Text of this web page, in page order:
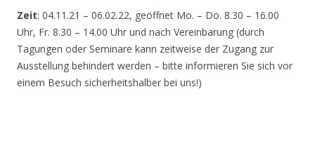
Zeit: 04.11.21 – 06.02.22, geöffnet Mo. – Do. 8.30 – 16.00
Uhr, Fr. 8.30 – 14.00 Uhr und nach Vereinbarung (durch
Tagungen oder Seminare kann zeitweise der Zugang zur
Ausstellung behindert werden – bitte informieren Sie sich vor
einem Besuch sicherheitshalber bei uns!)